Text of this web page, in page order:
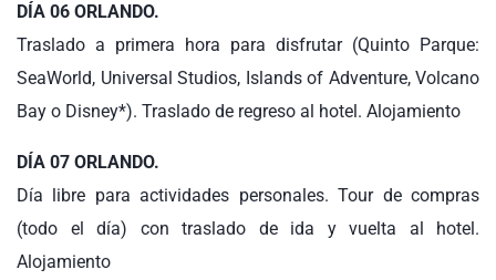
DÍA 06 ORLANDO.
Traslado a primera hora para disfrutar (Quinto Parque:
SeaWorld, Universal Studios, Islands of Adventure, Volcano
Bay o Disney*). Traslado de regreso al hotel. Alojamiento
DÍA 07 ORLANDO.
Día libre para actividades personales. Tour de compras
(todo el día) con traslado de ida y vuelta al hotel.
Alojamiento